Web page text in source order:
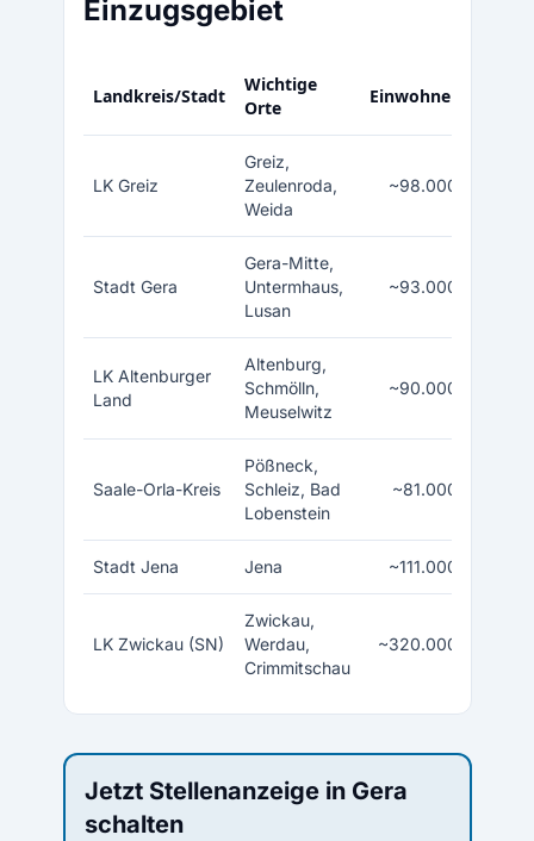
Einzugsgebiet
Landkreis/Stadt
Wichtige
Orte
Einwohner
LK Greiz
Greiz,
Zeulenroda,
Weida
~98.000
Stadt Gera
Gera-Mitte,
Untermhaus,
Lusan
~93.000
LK Altenburger
Land
Altenburg,
Schmölln,
Meuselwitz
~90.000
Saale-Orla-Kreis
Pößneck,
Schleiz, Bad
Lobenstein
~81.000
Stadt Jena Jena ~111.000
LK Zwickau (SN)
Zwickau,
Werdau,
Crimmitschau
~320.000
Jetzt Stellenanzeige in Gera
schalten